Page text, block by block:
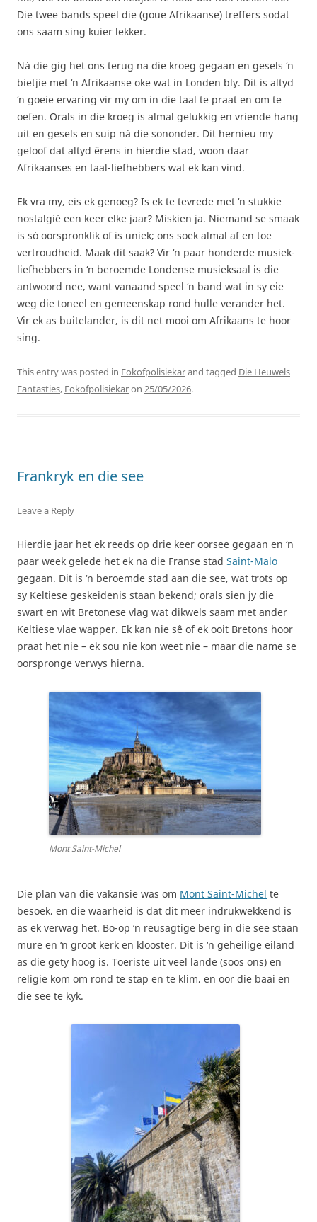
Die twee bands speel die (goue Afrikaanse) treffers sodat
ons saam sing kuier lekker.
Ná die gig het ons terug na die kroeg gegaan en gesels ‘n
bietjie met ‘n Afrikaanse oke wat in Londen bly. Dit is altyd
‘n goeie ervaring vir my om in die taal te praat en om te
oefen. Orals in die kroeg is almal gelukkig en vriende hang
uit en gesels en suip ná die sononder. Dit hernieu my
geloof dat altyd êrens in hierdie stad, woon daar
Afrikaanses en taal-liefhebbers wat ek kan vind.
Ek vra my, eis ek genoeg? Is ek te tevrede met ‘n stukkie
nostalgié een keer elke jaar? Miskien ja. Niemand se smaak
is só oorspronklik of is uniek; ons soek almal af en toe
vertroudheid. Maak dit saak? Vir ‘n paar honderde musiek-
liefhebbers in ‘n beroemde Londense musieksaal is die
antwoord nee, want vanaand speel ‘n band wat in sy eie
weg die toneel en gemeenskap rond hulle verander het.
Vir ek as buitelander, is dit net mooi om Afrikaans te hoor
sing.
This entry was posted in Fokofpolisiekarand tagged Die Heuwels
Fantasties, Fokofpolisiekaron 25/05/2026.
Frankryk en die see
Leave a Reply
Hierdie jaar het ek reeds op drie keer oorsee gegaan en ‘n
paar week gelede het ek na die Franse stad Saint-Malo
gegaan. Dit is ‘n beroemde stad aan die see, wat trots op
sy Keltiese geskeidenis staan bekend; orals sien jy die
swart en wit Bretonese vlag wat dikwels saam met ander
Keltiese vlae wapper. Ek kan nie sê of ek ooit Bretons hoor
praat het nie – ek sou nie kon weet nie – maar die name se
oorspronge verwys hierna.
Mont Saint-Michel
Die plan van die vakansie was om Mont Saint-Michel te
besoek, en die waarheid is dat dit meer indrukwekkend is
as ek verwag het. Bo-op ‘n reusagtige berg in die see staan
mure en ‘n groot kerk en klooster. Dit is ‘n geheilige eiland
as die gety hoog is. Toeriste uit veel lande (soos ons) en
religie kom om rond te stap en te klim, en oor die baai en
die see te kyk.